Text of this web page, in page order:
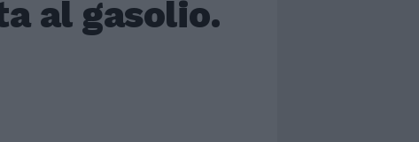
al gasolio.